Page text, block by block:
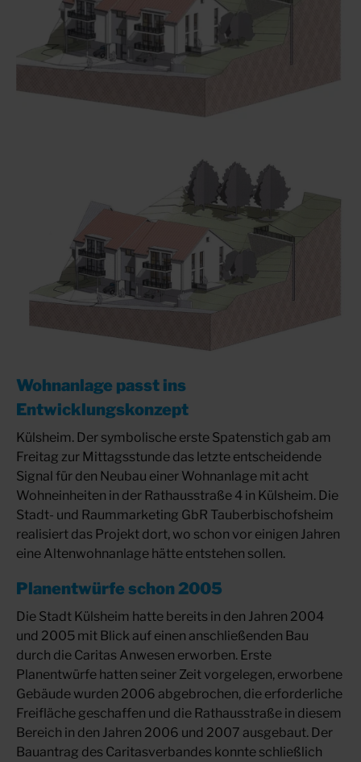
Wohnanlage passt ins
Entwicklungskonzept
Külsheim. Der symbolische erste Spatenstich gab am
Freitag zur Mittagsstunde das letzte entscheidende
Signal für den Neubau einer Wohnanlage mit acht
Wohneinheiten in der Rathausstraße 4 in Külsheim. Die
Stadt- und Raummarketing GbR Tauberbischofsheim
realisiert das Projekt dort, wo schon vor einigen Jahren
eine Altenwohnanlage hätte entstehen sollen.
Planentwürfe schon 2005
Die Stadt Külsheim hatte bereits in den Jahren 2004
und 2005 mit Blick auf einen anschließenden Bau
durch die Caritas Anwesen erworben. Erste
Planentwürfe hatten seiner Zeit vorgelegen, erworbene
Gebäude wurden 2006 abgebrochen, die erforderliche
Freifläche geschaffen und die Rathausstraße in diesem
Bereich in den Jahren 2006 und 2007 ausgebaut. Der
Bauantrag des Caritasverbandes konnte schließlich